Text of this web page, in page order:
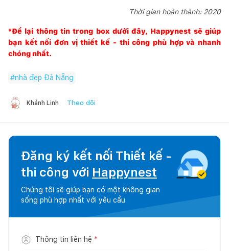
Thời gian hoàn thành: 2020
*Để lại thông tin trong box dưới đây, Happynest sẽ giúp
bạn kết nối đơn vị thiết kế - thi công phù hợp và nhanh
chóng nhất.
#nhà đẹp Đà Nẵng
Khánh Linh Theo dõi
Đăng ký kết nối Thiết kế -
thi công với Happynest
Chúng tôi sẽ giúp bạn có một không gian
sống phù hợp nhất với yêu cầu
Thông tin liên hệ *